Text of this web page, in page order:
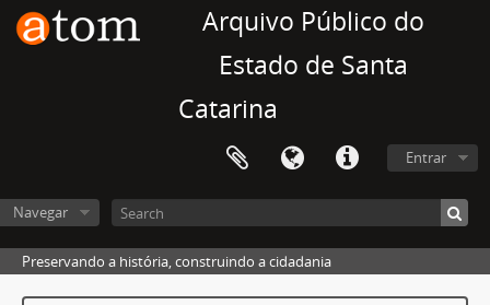
Arquivo Público do
Estado de Santa
Catarina
Entrar
Navegar
Preservando a história, construindo a cidadania